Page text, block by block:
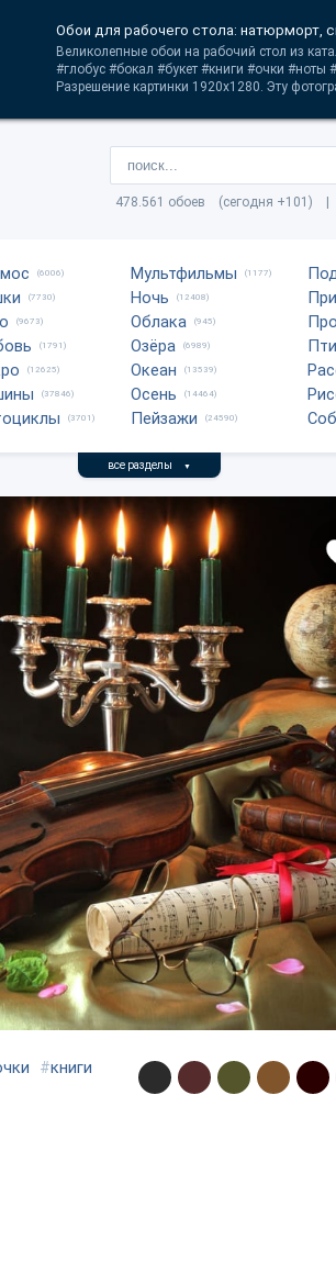
Обои для рабочего стола: натюрморт,
Великолепные обои на рабочий стол из
#глобус #бокал #букет #книги #очки #ноты
Разрешение картинки 1920x1280. Эту
478.561 обоев (сегодня +101) |
(6006)
(7730)
(9673)
(1791)
(12625)
(37846)
(3701)
Мультфильмы (1177)
Ночь (12408)
Облака (945)
Озёра (6989)
Океан (13539)
Осень (14464)
Пейзажи (24590)
все разделы ▼
#книги